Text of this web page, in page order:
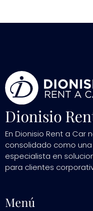
Dionisio
En Dionisio Rent a Car
consolidado como
especialista en
para clientes
Menú